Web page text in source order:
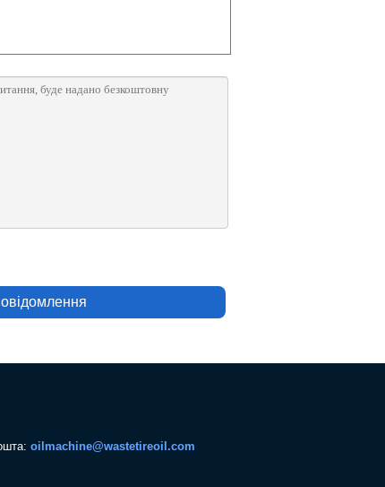
oilmachine@wastetireoil.com